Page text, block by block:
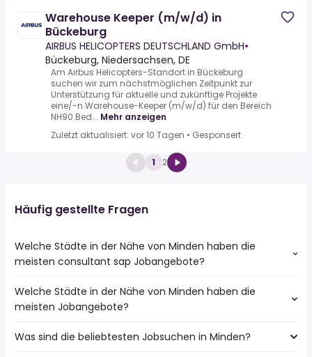
Warehouse Keeper (m/w/d) in
Bückeburg
AIRBUS HELICOPTERS DEUTSCHLAND GmbH•
Bückeburg, Niedersachsen, DE
Am Airbus Helicopters-Standort in Bückeburg
suchen wir zum nächstmöglichen Zeitpunkt zur
Unterstützung für aktuelle und zukünftige Projekte
eine/-n.Warehouse-Keeper (m/w/d) für den Bereich
NH90.Bed... Mehr anzeigen
Zuletzt aktualisiert: vor 10 Tagen • Gesponsert
1 2
Häufig gestellte Fragen
Welche Städte in der Nähe von Minden haben die
meisten consultant sap Jobangebote?
Städte in der Nähe von Minden mit den meisten
consultant sap Jobs:
Porta Westfalica
Welche Städte in der Nähe von Minden haben die
meisten Jobangebote?
10 Städte in der Nähe von Minden mit den meisten
Was sind die beliebtesten Jobsuchen in Minden?